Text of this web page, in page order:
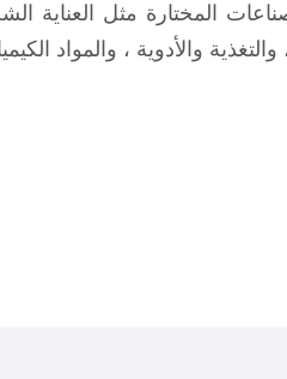
المختارة مثل العناية